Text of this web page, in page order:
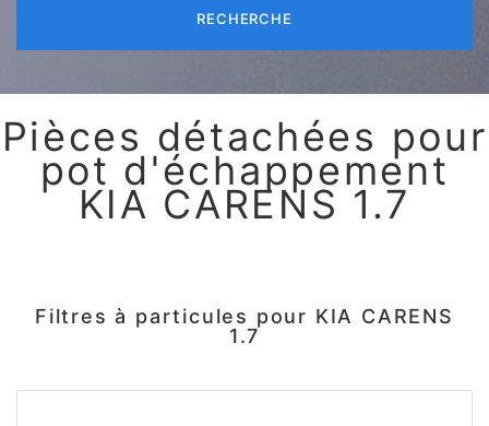
RECHERCHE
Pièces détachées pour
pot d'échappement
KIA CARENS 1.7
Filtres à particules pour KIA CARENS
1.7